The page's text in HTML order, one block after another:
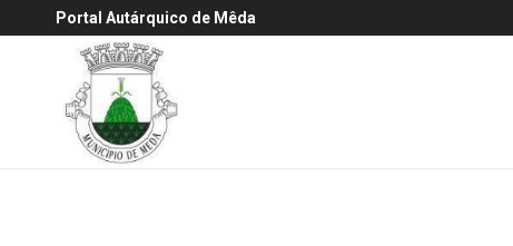
Portal Autárquico de Mêda